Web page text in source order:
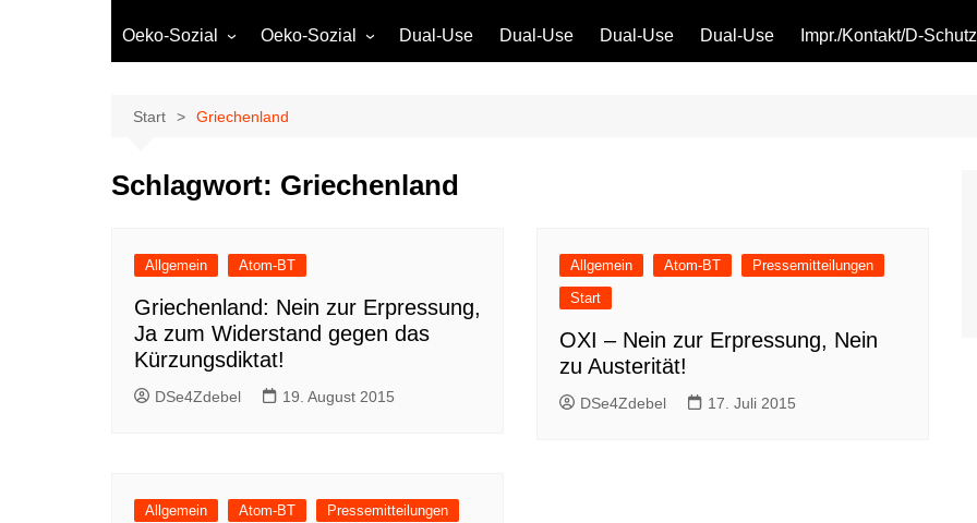
Oeko-Sozial
Arbeitsplätze
IG Metall
Oeko-Sozial
Arbeitsplätze
Dual-Use Dual-Use Dual-Use Dual-Use Impr./Kontakt/D-Schutz
Start Griechenland
Schlagwort: Griechenland
Allgemein Atom-BT
Griechenland: Nein zur Erpressung,
Ja zum Widerstand gegen das
Kürzungsdiktat!
DSe4Zdebel 19. August 2015
Allgemein Atom-BT
Pressemitteilungen
Start
OXI – Nein zur Erpressung, Nein
zu Austerität!
DSe4Zdebel 17. Juli 2015
Allgemein Atom-BT
Pressemitteilungen